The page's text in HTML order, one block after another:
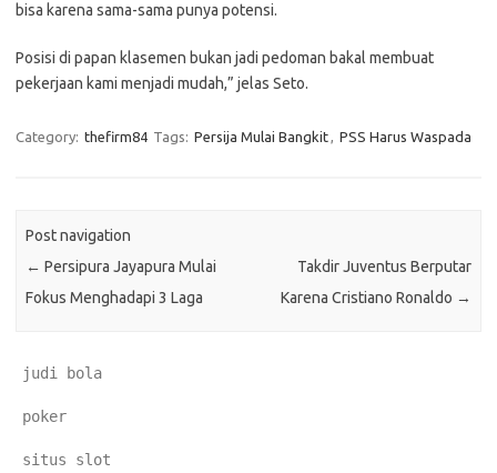
bisa karena sama-sama punya potensi.
Posisi di papan klasemen bukan jadi pedoman bakal membuat
pekerjaan kami menjadi mudah,” jelas Seto.
Category: thefirm84 Tags: Persija Mulai Bangkit, PSS Harus Waspada
Post navigation
← Persipura Jayapura Mulai
Fokus Menghadapi 3 Laga
Takdir Juventus Berputar
Karena Cristiano Ronaldo →
judi bola
poker
situs slot